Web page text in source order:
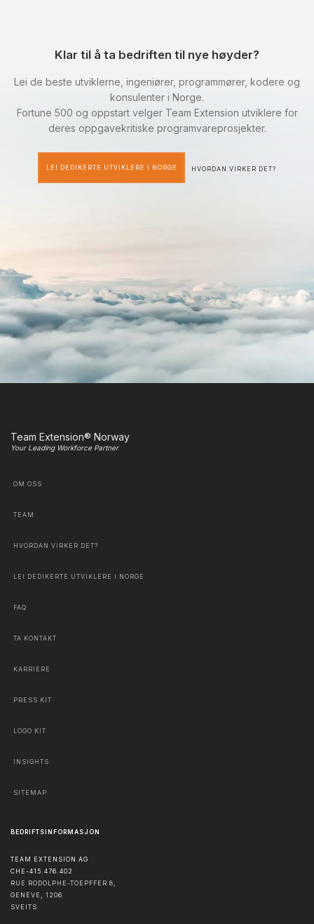
Klar til å ta bedriften til nye høyder?
Lei de beste utviklerne, ingeniører, programmører, kodere og
konsulenter i Norge.
Fortune 500 og oppstart velger Team Extension utviklere for
deres oppgavekritiske programvareprosjekter.
LEI DEDIKERTE UTVIKLERE I NORGE HVORDAN VIRKER DET?
Team Extension® Norway
Your Leading Workforce Partner
OM OSS
TEAM
HVORDAN VIRKER DET?
LEI DEDIKERTE UTVIKLERE I NORGE
FAQ
TA KONTAKT
KARRIERE
PRESS KIT
LOGO KIT
INSIGHTS
SITEMAP
BEDRIFTSINFORMASJON
TEAM EXTENSION AG
CHE-415.476.402
RUE RODOLPHE-TOEPFFER 8,
GENÈVE , 1206
SVEITS